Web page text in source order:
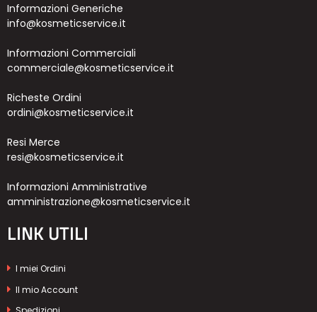
Informazioni Generiche
info@kosmeticservice.it
Informazioni Commerciali
commerciale@kosmeticservice.it
Richeste Ordini
ordini@kosmeticservice.it
Resi Merce
resi@kosmeticservice.it
Informazioni Amministrative
amministrazione@kosmeticservice.it
LINK UTILI
I miei Ordini
Il mio Account